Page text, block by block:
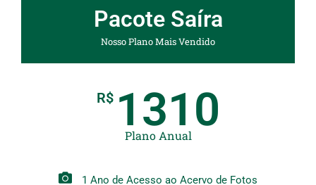
Pacote Saíra
Nosso Plano Mais Vendido
R$ 1310
Plano Anual
1 Ano de Acesso ao Acervo de Fotos